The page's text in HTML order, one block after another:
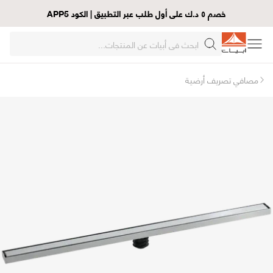
خصم ٥ د.ك على أول طلب عبر التطبيق | الكود APP5
مصافي تصريف أرضية